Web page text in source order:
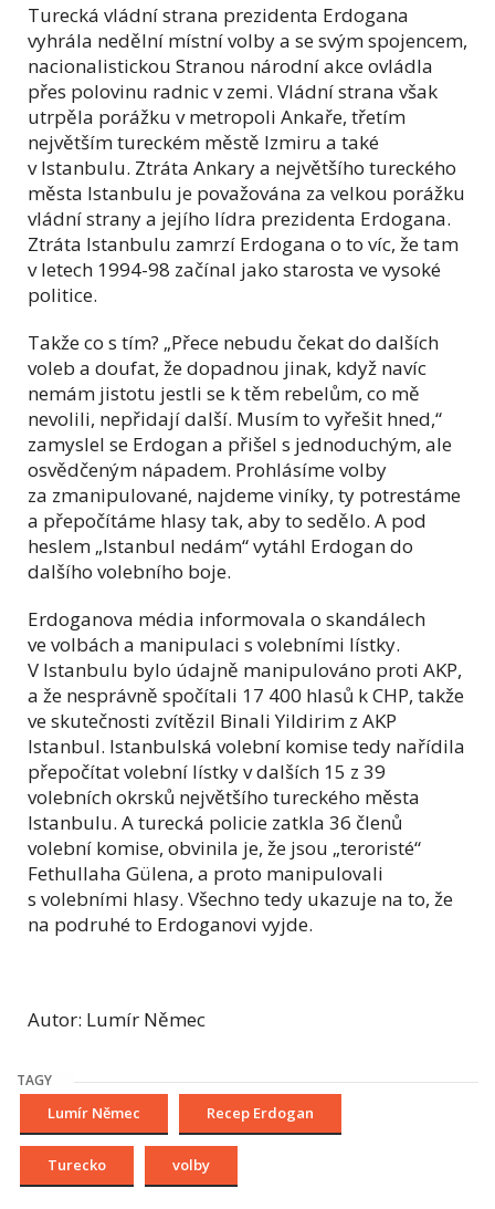
Turecká vládní strana prezidenta Erdogana
vyhrála nedělní místní volby a se svým spojencem,
nacionalistickou Stranou národní akce ovládla
přes polovinu radnic v zemi. Vládní strana však
utrpěla porážku v metropoli Ankaře, třetím
největším tureckém městě Izmiru a také
v Istanbulu. Ztráta Ankary a největšího tureckého
města Istanbulu je považována za velkou porážku
vládní strany a jejího lídra prezidenta Erdogana.
Ztráta Istanbulu zamrzí Erdogana o to víc, že tam
v letech 1994-98 začínal jako starosta ve vysoké
politice.
Takže co s tím? „Přece nebudu čekat do dalších
voleb a doufat, že dopadnou jinak, když navíc
nemám jistotu jestli se k těm rebelům, co mě
nevolili, nepřidají další. Musím to vyřešit hned,“
zamyslel se Erdogan a přišel s jednoduchým, ale
osvědčeným nápadem. Prohlásíme volby
za zmanipulované, najdeme viníky, ty potrestáme
a přepočítáme hlasy tak, aby to sedělo. A pod
heslem „Istanbul nedám“ vytáhl Erdogan do
dalšího volebního boje.
Erdoganova média informovala o skandálech
ve volbách a manipulaci s volebními lístky.
V Istanbulu bylo údajně manipulováno proti AKP,
a že nesprávně spočítali 17 400 hlasů k CHP, takže
ve skutečnosti zvítězil Binali Yildirim z AKP
Istanbul. Istanbulská volební komise tedy nařídila
přepočítat volební lístky v dalších 15 z 39
volebních okrsků největšího tureckého města
Istanbulu. A turecká policie zatkla 36 členů
volební komise, obvinila je, že jsou „teroristé“
Fethullaha Gülena, a proto manipulovali
s volebními hlasy. Všechno tedy ukazuje na to, že
na podruhé to Erdoganovi vyjde.
Autor: Lumír Němec
TAGY
Lumír Němec Recep Erdogan
Turecko volby